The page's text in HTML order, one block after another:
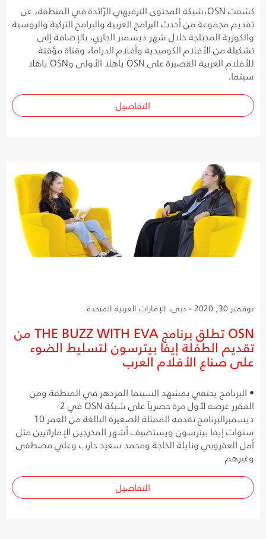
كشفت OSN،شبكة المحتوى الترفيهي الرّائدة في المنطقة، عن
تقديم مجموعة من أحدث البرامج العربية والبرامج التركية والروسية
والكورية المدبلجة خلال شهر ديسمبر الجاري، بالإضافة إلى
تشكيلة من الأفلام الكوميدية وأفلام الدراما، وقناة مؤقتة
للأفلام العربية القصيرة على OSN ياهلا الأولى وOSN ياهلا
سينما.
التفاصيل
نوفمبر 30, 2020 - دبي، الإمارات العربية المتحدة
OSN تطلق برنامج THE BUZZ WITH EVA من
تقديم الطفلة إيفا بيترسون لتسليط الضوء
على صناع الأفلام العرب
• البرنامج يحتفي بمشهد السينما المزدهر في المنطقة ومن
المقرر عرضه لأول مرة حصرياً على شبكة OSN في 2
ديسمبرالبرنامج تقدمه الممثلة الصغيرة البالغة من العمر 10
سنوات إيفا بيترسون ويستضيف أشهر المخرجين الإماراتيين مثل
أمل العقروبي ونايلة الخاجة ومحمد سعيد حارب وعلي مصطفى
وغيرهم
التفاصيل